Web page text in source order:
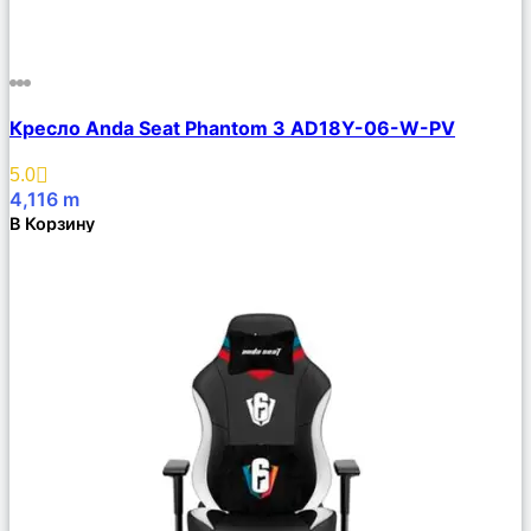
Описание
Избранное
Кресло Anda Seat Phantom 3 AD18Y-06-W-PV
5.0
4,116 m
В Корзину